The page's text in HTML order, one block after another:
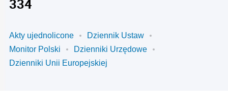
334
Akty ujednolicone
Dziennik Ustaw
Monitor Polski
Dzienniki Urzędowe
Dzienniki Unii Europejskiej